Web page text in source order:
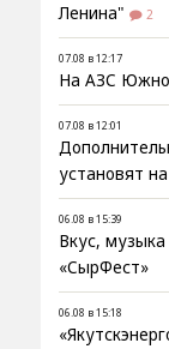
Ленина"
2
07.08 в 12:17
На АЗС
07.08 в 12:01
установят
06.08 в 15:39
Вкус,
«СырФест»
06.08 в 15:18